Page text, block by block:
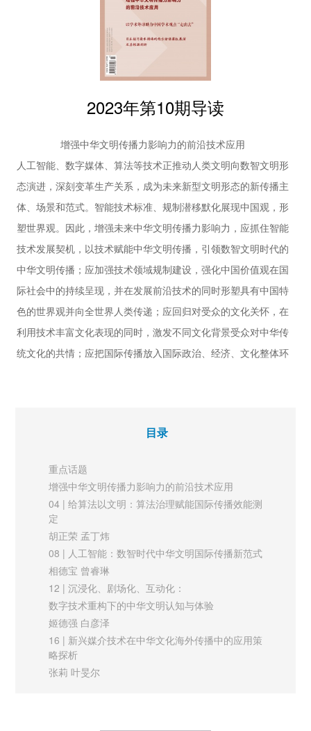
乡村体育活动的文化特色，而且展现了中国农村发展风貌和人类
命运共同体的共同情感。外宣媒体要持续做好新时代乡村体育赛
事报道，不仅能够提升对外报道的传播效果，激发海内外受众的
情感共鸣，还能促进跨文化交流，增强国家文化软实力和中华文
30 | 杭州亚运会的国际传播创新实践及其启示
34 | 中国乡村体育赛事“燃爆”海外的启示意义
38 | 转型与重构：“一带一路”精准传播的新范式
理论平台
创新
胡钰 朱戈奇
48 | 话语赋能中国式现代化国际传播
53 | 如何优化针对海外年轻受众的国际传播
基于马来西亚和巴西实地调查的分析与思考
李宇
57 | 新时代中医药国际传播的实践逻辑与可行路径
李思乐 孙喆
赵子忠 程凯帆
【圆桌论坛】
64 | “数智华流”新趋势下的“模式出海”
以《中国3分钟》系列特别节目为例
73 | 用户生产短视频海外传播与国家形象建构
蔡惠 何辉
国际视野
77 | 长期危机时代背景下俄罗斯“Z世代”社交媒体消
费
与政策因应
李旋 吴非
2023年第10期导读
增强中华文明传播力影响力的前沿技术应用
人工智能、数字媒体、算法等技术正推动人类文明向数智文明形
态演进，深刻变革生产关系，成为未来新型文明形态的新传播主
体、场景和范式。智能技术标准、规制潜移默化展现中国观，形
塑世界观。因此，增强未来中华文明传播力影响力，应抓住智能
技术发展契机，以技术赋能中华文明传播，引领数智文明时代的
中华文明传播；应加强技术领域规制建设，强化中国价值观在国
际社会中的持续呈现，并在发展前沿技术的同时形塑具有中国特
色的世界观并向全世界人类传递；应回归对受众的文化关怀，在
利用技术丰富文化表现的同时，激发不同文化背景受众对中华传
统文化的共情；应把国际传播放入国际政治、经济、文化整体环
以学术外译助力中国学术观点“走出去”
建中国自主知识体系、话语体系和叙事体系的重要使命。现阶
段，囿于中外思想文化差异、学术外译平台和出版渠道有限、学
术外译人才短缺等因素，学术外译仍面临诸多困难与挑战。本刊
就中国学术外译的使命、国际受众对中国学术的关切与需求、学
术外译工作的有效方式、学术外译人才的培养等问题，对中国外
文局原副局长兼总编辑黄友义进行深入访谈，以期为中国学术外
译的发展提供专业建议和有益参考，助力提升中国学术传播力影
响力。文章认为，学术外译要坚持受众思维，加强学者、译者、
平台协同协作，加快培养新时代中国学术外译高层次人才，为构
建中国话语体系，助力中华文化、中国经济走向世界等创造有利
科学理性、后真相与人类交流的未来
目录
重点话题
增强中华文明传播力影响力的前沿技术应用
04 | 给算法以文明：算法治理赋能国际传播效能测
定
胡正荣 孟丁炜
08 | 人工智能：数智时代中华文明国际传播新范式
相德宝 曾睿琳
12 | 沉浸化、剧场化、互动化：
数字技术重构下的中华文明认知与体验
姬德强 白彦泽
16 | 新兴媒介技术在中华文化海外传播中的应用策
略探析
张莉 叶旻尔